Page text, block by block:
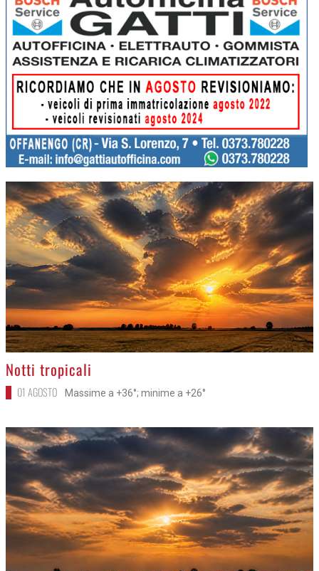
>
Notti tropicali
01 AGOSTO Massime a +36°; minime a +26°